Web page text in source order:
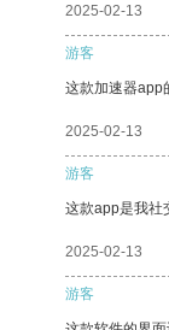
2025-02-13
游客
这款加速器app
2025-02-13
游客
这款app是我社
2025-02-13
游客